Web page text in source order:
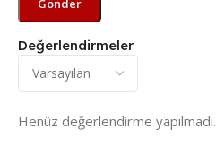
Değerlendirmeler
Henüz değerlendirme yapılmadı.